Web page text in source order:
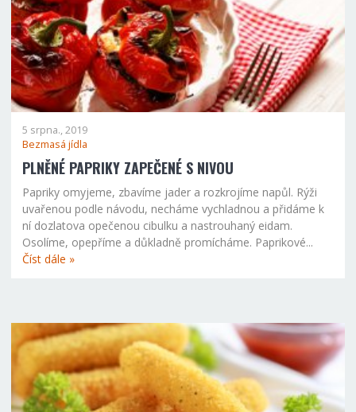
5 srpna., 2019
Bezmasá jídla
PLNĚNÉ PAPRIKY ZAPEČENÉ S NIVOU
Papriky omyjeme, zbavíme jader a rozkrojíme napůl. Rýži
uvařenou podle návodu, necháme vychladnou a přidáme k
ní dozlatova opečenou cibulku a nastrouhaný eidam.
Osolíme, opepříme a důkladně promícháme. Paprikové...
Číst dále »